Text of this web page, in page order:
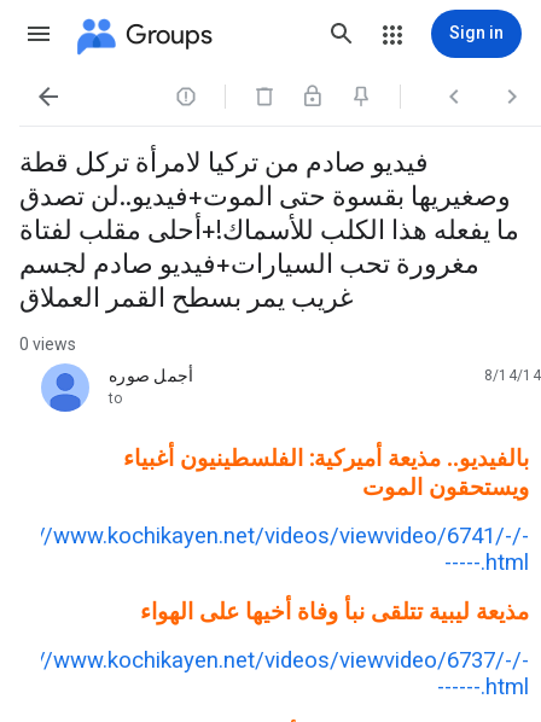
Groups Sign in
   
فيديو صادم من تركيا لامرأة تركل قطة
وصغيريها بقسوة حتى الموت+فيديو..لن تصدق
ما يفعله هذا الكلب للأسماك!+أحلى مقلب لفتاة
مغرورة تحب السيارات+فيديو صادم لجسم
غريب يمر بسطح القمر العملاق
0 views
أجمل صوره
unread,
8/14/14
to
بالفيديو.. مذيعة أميركية: الفلسطينيون أغبياء
ويستحقون الموت
www.kochikayen.net/videos/viewvideo/6741/-/-
-----.html
مذيعة ليبية تتلقى نبأ وفاة أخيها على الهواء
www.kochikayen.net/videos/viewvideo/6737/-/-
------.html